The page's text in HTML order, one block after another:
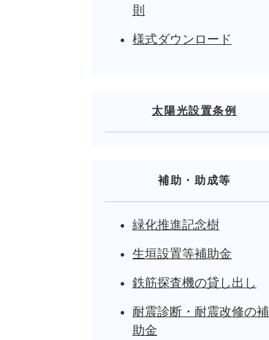
則
様式ダウンロード
太陽光設置条例
補助・助成等
緑化推進記念樹
生垣設置等補助金
鉄筋探査機の貸し出し
耐震診断・耐震改修の補
助金